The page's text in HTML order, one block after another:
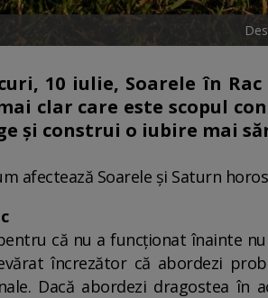
10 iulie, Soarele în
clar care este scopul
și construi o iubire mai
afectează Soarele și Saturn
că nu a funcționat înainte
încrezător că abordezi
Dacă abordezi dragostea